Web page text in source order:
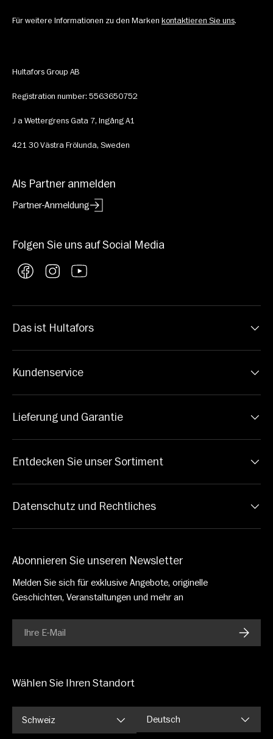
Für weitere Informationen zu den Marken kontaktieren Sie uns.
Hultafors Group AB
Registration number: 5563650752
J a Wettergrens Gata 7, Ingång A1
421 30 Västra Frölunda, Sweden
Als Partner anmelden
Partner-Anmeldung
Folgen Sie uns auf Social Media
FacebookInstagramYouTube
Das ist Hultafors
Kundenservice
Lieferung und Garantie
Entdecken Sie unser Sortiment
Datenschutz und Rechtliches
Abonnieren Sie unseren Newsletter
Melden Sie sich für exklusive Angebote, originelle
Geschichten, Veranstaltungen und mehr an
E-Mail
Wählen Sie Ihren Standort
Schweiz Sprache
Deutsch